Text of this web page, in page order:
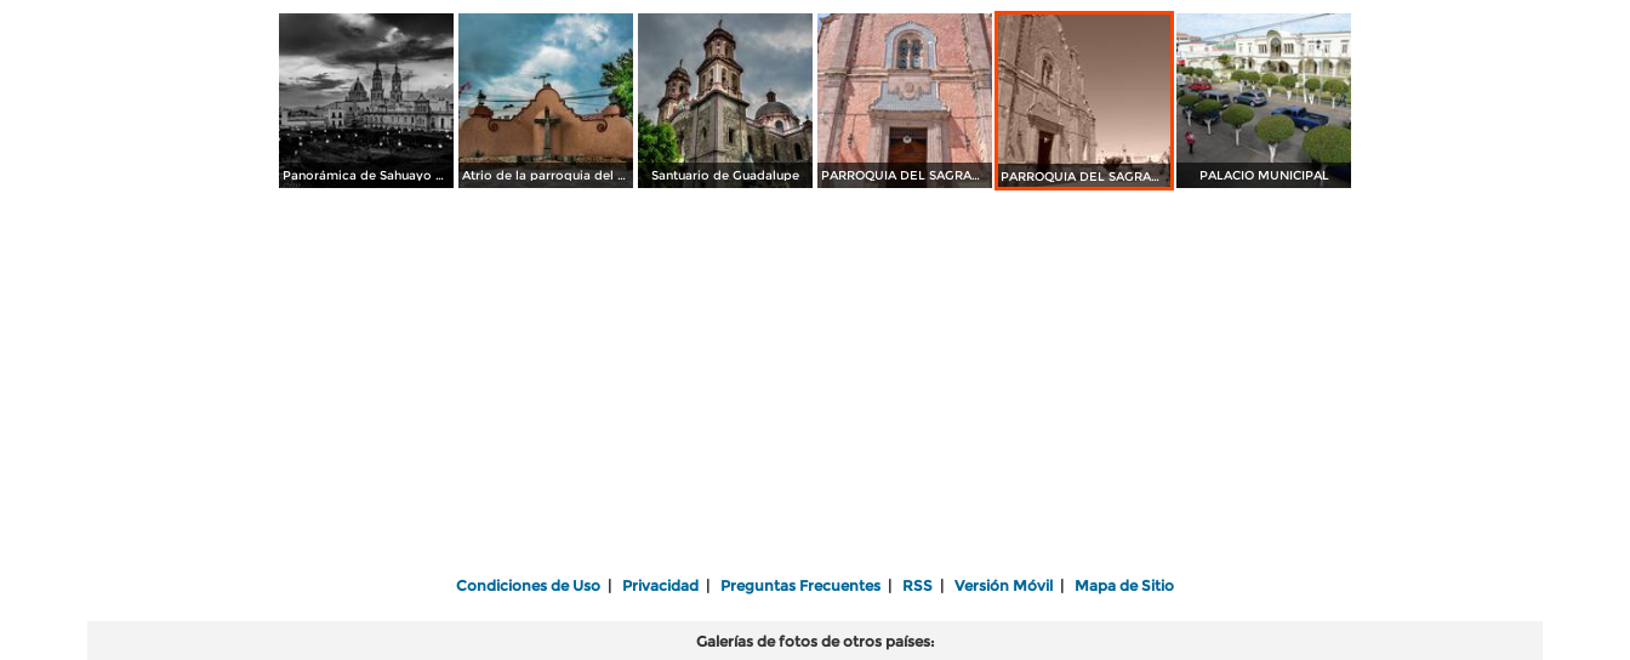
Panorámica de Sahuayo Michoacan en blanco y negro Atrio de la parroquia del Sagrado Corazón Santuario de Guadalupe PARROQUIA DEL SAGRADO CORAZÓN PARROQUIA DEL SAGRADO CORAZÓN PALACIO MUNICIPAL
Condiciones de Uso Privacidad Preguntas Frecuentes RSS Versión Móvil Mapa de Sitio
Galerías de fotos de otros países: